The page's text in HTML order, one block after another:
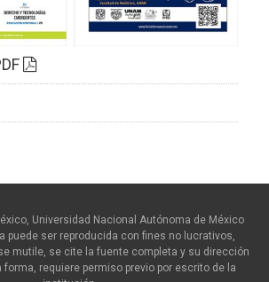
Universidad Nacional Autónoma de México
puede ser reproducida con fines no lucrativos,
mutile, se cite la fuente completa y su dirección
forma, requiere permiso previo por escrito de la